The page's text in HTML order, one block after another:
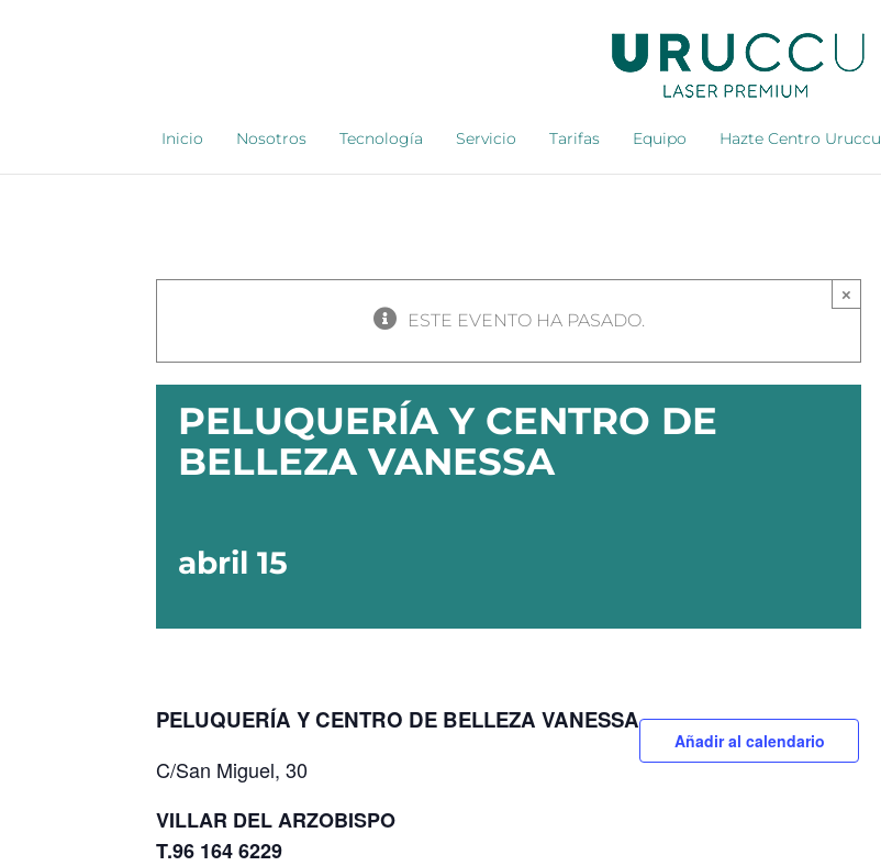
Inicio Nosotros Tecnología Servicio Tarifas Equipo Hazte Centro Uruccu
×
ESTE EVENTO HA PASADO.
PELUQUERÍA Y CENTRO DE
BELLEZA VANESSA
abril 15
PELUQUERÍA Y CENTRO DE BELLEZA VANESSA
C/San Miguel, 30
VILLAR DEL ARZOBISPO
T.96 164 6229
Añadir al calendario